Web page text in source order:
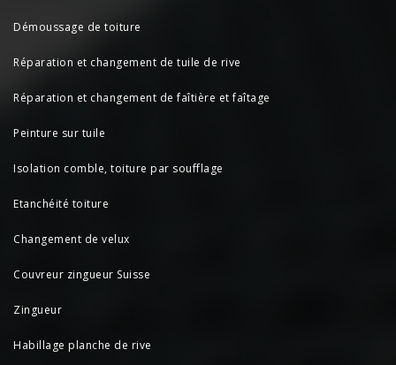
Démoussage de toiture
Réparation et changement de tuile de rive
Réparation et changement de faîtière et faîtage
Peinture sur tuile
Isolation comble, toiture par soufflage
Etanchéité toiture
Changement de velux
Couvreur zingueur Suisse
Zingueur
Habillage planche de rive